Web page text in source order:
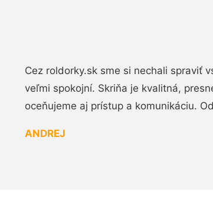
Cez roldorky.sk sme si nechali spraviť
veľmi spokojní. Skriňa je kvalitná,
oceňujeme aj prístup a komunikáciu.
ANDREJ